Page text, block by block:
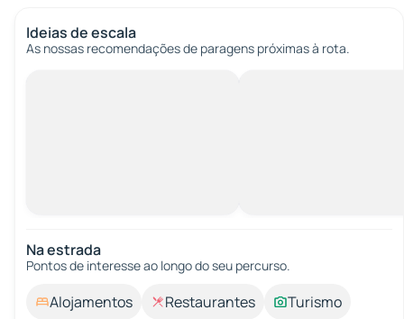
Ideias de escala
As nossas recomendações de paragens próximas à rota.
Na estrada
Pontos de interesse ao longo do seu percurso.
Alojamentos Restaurantes
Turismo